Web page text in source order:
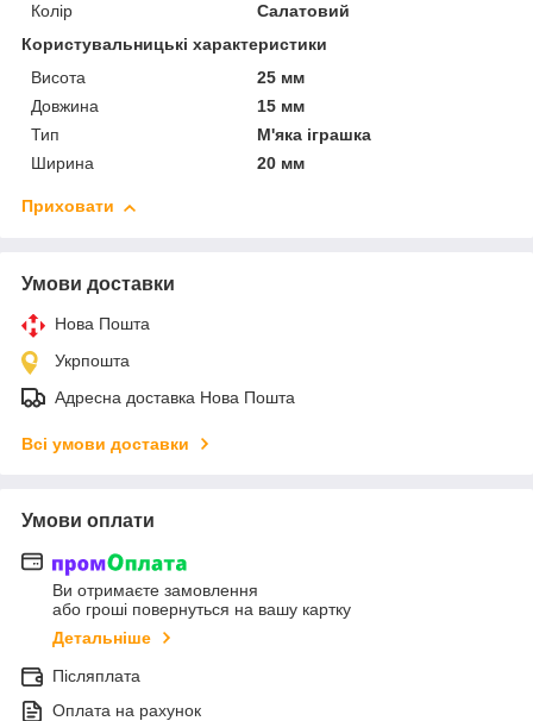
Колір
Салатовий
Користувальницькі характеристики
Висота
25 мм
Довжина
15 мм
Тип
М'яка іграшка
Ширина
20 мм
Приховати
Умови доставки
Нова Пошта
Укрпошта
Адресна доставка Нова Пошта
Всі умови доставки
Умови оплати
Ви отримаєте замовлення
або гроші повернуться на вашу картку
Детальніше
Післяплата
Оплата на рахунок